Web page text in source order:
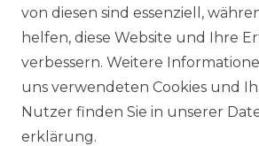
von diesen sind essenziell,
helfen, diese Website und Ihre
verbessern. Weitere
uns verwendeten Cookies und
Nutzer finden Sie in unserer
erklärung.